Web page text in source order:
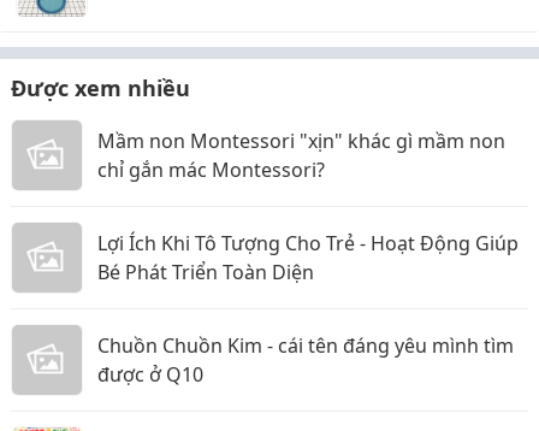
Được xem nhiều
Mầm non Montessori "xịn" khác gì mầm non
chỉ gắn mác Montessori?
Lợi Ích Khi Tô Tượng Cho Trẻ - Hoạt Động Giúp
Bé Phát Triển Toàn Diện
Chuồn Chuồn Kim - cái tên đáng yêu mình tìm
được ở Q10